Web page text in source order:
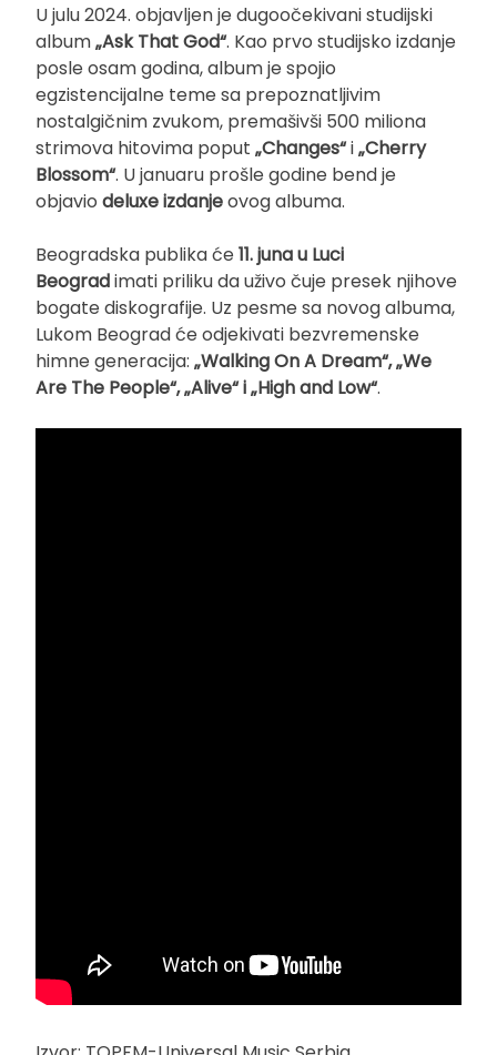
U julu 2024. objavljen je dugoočekivani studijski
album„Ask That God“. Kao prvo studijsko izdanje
posle osam godina, album je spojio
egzistencijalne teme sa prepoznatljivim
nostalgičnim zvukom, premašivši 500 miliona
strimova hitovima poput „Changes“i„Cherry
Blossom“. U januaru prošle godine bend je
objavio deluxe izdanjeovog albuma.
Beogradska publika će 11. juna u Luci
Beogradimati priliku da uživo čuje presek njihove
bogate diskografije. Uz pesme sa novog albuma,
Lukom Beograd će odjekivati bezvremenske
himne generacija: „Walking On A Dream“, „We
Are The People“, „Alive“ i „High and Low“.